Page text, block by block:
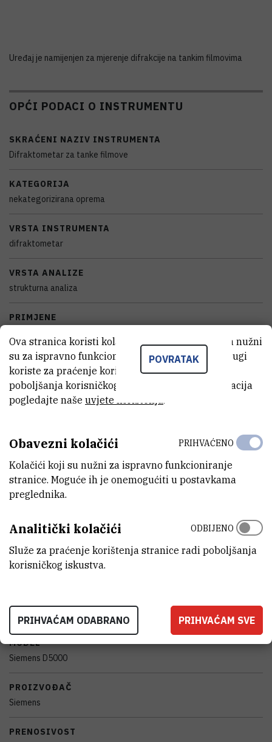
Uređaj je namijenjen za mjerenje difrakcije na tankim filmovima
OPĆI PODACI O INSTRUMENTU
SKRAĆENI NAZIV INSTRUMENTA
Difraktometar za tanke filmove
KATEGORIJA
nekategorizirana oprema
VRSTA INSTRUMENTA
difraktometar
VRSTA ANALIZE
strukturna analiza
PRIMJENE
SAMOSTALAN/VEZAN
samostalan
STANJE OPREME
DISCIPLINE
Fizika , Kemija
TIJELO KOJE JE FINANCIRALO NABAVKU OPREME
Vidi na croris.hr
KARAKTERISTIKE
MODEL
Siemens D5000
PROIZVOĐAČ
Siemens
PRENOSIVOST
POVRATAK
Ova stranica koristi kolačiće. Neki od tih kolačića nužni
su za ispravno funkcioniranje stranice, dok se drugi
koriste za praćenje korištenja stranice radi
poboljšanja korisničkog iskustva. Za više informacija
pogledajte naše uvjete korištenja.
Obavezni kolačići
Kolačići koji su nužni za ispravno funkcioniranje
stranice. Moguće ih je onemogućiti u postavkama
preglednika.
PRIHVAĆENO
Analitički kolačići
Služe za praćenje korištenja stranice radi poboljšanja
korisničkog iskustva.
ODBIJENO
PRIHVAĆAM ODABRANO PRIHVAĆAM SVE